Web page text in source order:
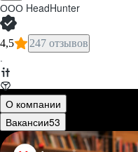
ООО HeadHunter
4,5 247 отзывов
·
О компании
Вакансии53